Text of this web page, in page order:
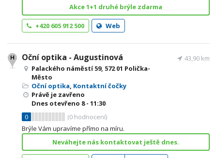
Akce 1+1 druhé brýle zdarma
+420 605 912 500 Web
Oční optika - Augustinová
Palackého náměstí 59, 572 01 Polička-
Město
Oční optika, Kontaktní čočky
Právě je zavřeno
Dnes otevřeno 8 - 11:30
0
(0 hodnocení)
43,90 km
Brýle Vám upravíme přímo na míru.
Neváhejte nás kontaktovat ještě dnes.